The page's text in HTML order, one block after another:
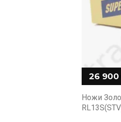
26 900
Ножи